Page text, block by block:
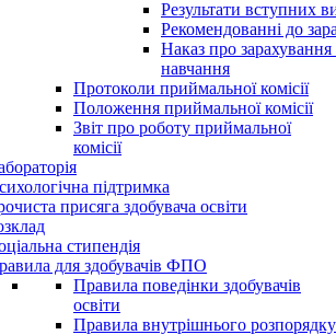
Результати вступних
Рекомендованні до
Наказ про зарахування
навчання
Протоколи приймальної комісії
Положення приймальної комісії
Звіт про роботу приймальної
комісії
підтримка
присяга здобувача освіти
стипендія
для здобувачів ФПО
Правила поведінки здобувачів
освіти
Правила внутрішнього розпорядку